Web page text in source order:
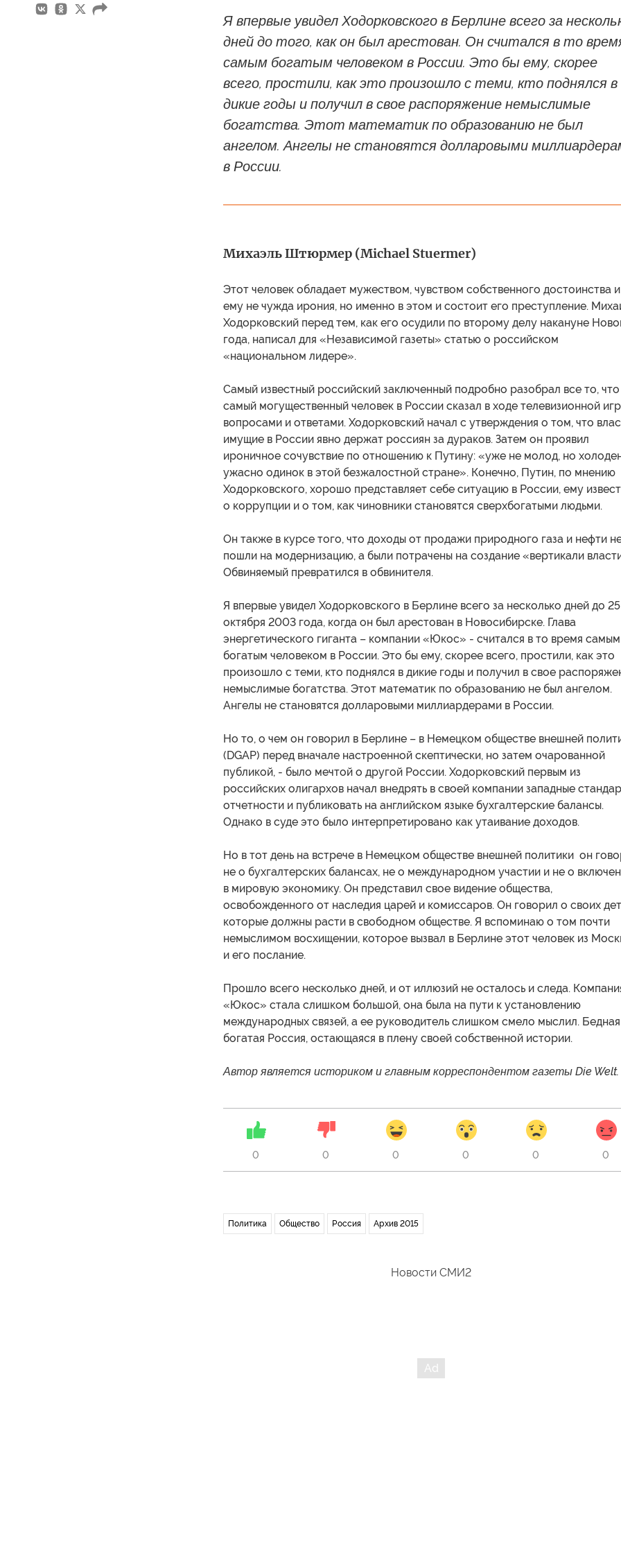
Я впервые увидел Ходорковского в Берлине всего за
дней до того, как он был арестован. Он считался в то
самым богатым человеком в России. Это бы ему, скорее
всего, простили, как это произошло с теми, кто поднялся в
дикие годы и получил в свое распоряжение немыслимые
богатства. Этот математик по образованию не был
ангелом. Ангелы не становятся долларовыми
в России.
Михаэль Штюрмер (Michael Stuermer)
Этот человек обладает мужеством, чувством собственного достоинства и
ему не чужда ирония, но именно в этом и состоит его преступление.
Ходорковский перед тем, как его осудили по второму делу накануне
года, написал для «Независимой газеты» статью о российском
«национальном лидере».
Самый известный российский заключенный подробно разобрал все то, что
самый могущественный человек в России сказал в ходе телевизионной
вопросами и ответами. Ходорковский начал с утверждения о том, что
имущие в России явно держат россиян за дураков. Затем он проявил
ироничное сочувствие по отношению к Путину: «уже не молод, но
ужасно одинок в этой безжалостной стране». Конечно, Путин, по мнению
Ходорковского, хорошо представляет себе ситуацию в России, ему
о коррупции и о том, как чиновники становятся сверхбогатыми людьми.
Он также в курсе того, что доходы от продажи природного газа и нефти
пошли на модернизацию, а были потрачены на создание «вертикали
Обвиняемый превратился в обвинителя.
Я впервые увидел Ходорковского в Берлине всего за несколько дней до 25
октября 2003 года, когда он был арестован в Новосибирске. Глава
энергетического гиганта – компании «Юкос» - считался в то время самым
богатым человеком в России. Это бы ему, скорее всего, простили, как это
произошло с теми, кто поднялся в дикие годы и получил в свое
немыслимые богатства. Этот математик по образованию не был ангелом.
Ангелы не становятся долларовыми миллиардерами в России.
Но то, о чем он говорил в Берлине – в Немецком обществе внешней
(DGAP) перед вначале настроенной скептически, но затем очарованной
публикой, - было мечтой о другой России. Ходорковский первым из
российских олигархов начал внедрять в своей компании западные
отчетности и публиковать на английском языке бухгалтерские балансы.
Однако в суде это было интерпретировано как утаивание доходов.
Но в тот день на встрече в Немецком обществе внешней политики он
не о бухгалтерских балансах, не о международном участии и не о
в мировую экономику. Он представил свое видение общества,
освобожденного от наследия царей и комиссаров. Он говорил о своих
которые должны расти в свободном обществе. Я вспоминаю о том почти
немыслимом восхищении, которое вызвал в Берлине этот человек из
и его послание.
Прошло всего несколько дней, и от иллюзий не осталось и следа.
«Юкос» стала слишком большой, она была на пути к установлению
международных связей, а ее руководитель слишком смело мыслил. Бедная
богатая Россия, остающаяся в плену своей собственной истории.
Автор является историком и главным корреспондентом газеты Die Welt.
0 0 0 0 0 0
Политика Общество Россия Архив 2015
Новости СМИ2